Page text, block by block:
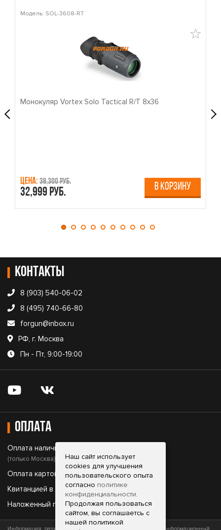
Модель: SOL-3608-RT
Монокуляр Vortex Solo Tactical R/T 8x36
Цена: 38,300 руб.
32,999 руб. В КОРЗИНУ
‹ ›
Контакты
8 (903) 540-06-02
8 (495) 740-66-80
forgun@inbox.ru
РФ, г. Москва
Пн - Пт, 9:00-19:00
Оплата
Оплата наличными;
(только Москва)
Оплата картой;
Квитанцией в банке;
Наложенный платеж.
Наш сайт использует
cookies для улучшения
пользовательского опыта
согласно политике
конфиденциальности.
Продолжая пользоваться
сайтом, вы соглашаетсь с
нашей политикой